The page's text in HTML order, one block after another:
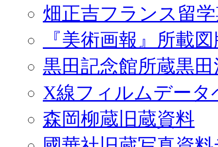
畑正吉フランス留
『美術画報』所載
黒田記念館所蔵黒
X線フィルムデータ
森岡柳蔵旧蔵資料